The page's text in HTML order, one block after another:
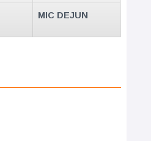
MIC DEJUN